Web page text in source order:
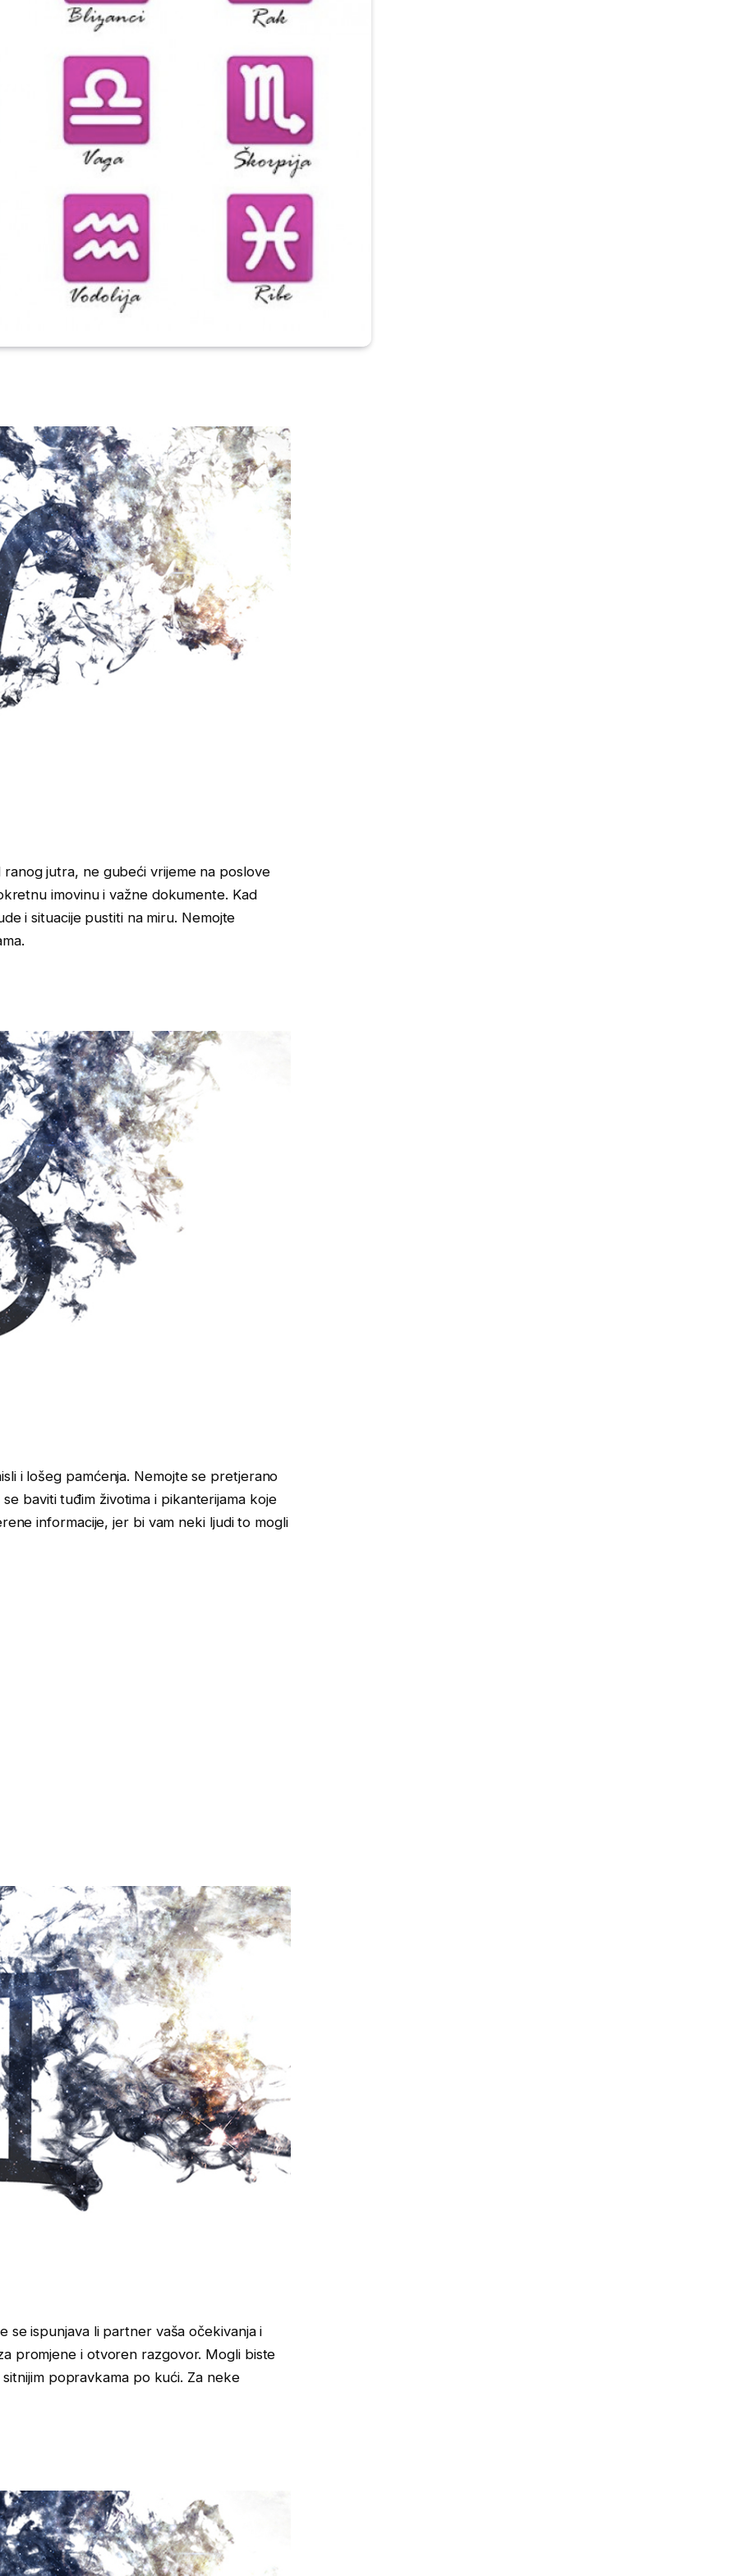
jutra, ne gubeći vrijeme na poslove
imovinu i važne dokumente. Kad
i situacije pustiti na miru. Nemojte
i lošeg pamćenja. Nemojte se pretjerano
baviti tuđim životima i pikanterijama koje
informacije, jer bi vam neki ljudi to mogli
se ispunjava li partner vaša očekivanja i
promjene i otvoren razgovor. Mogli biste
popravkama po kući. Za neke